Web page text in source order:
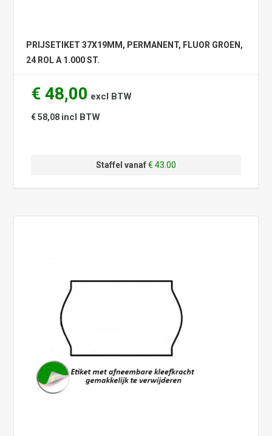
PRIJSETIKET 37X19MM, PERMANENT, FLUOR GROEN,
24 ROL A 1.000 ST.
€ 48,00 excl BTW
€ 58,08 incl BTW
Staffel vanaf€ 43.00